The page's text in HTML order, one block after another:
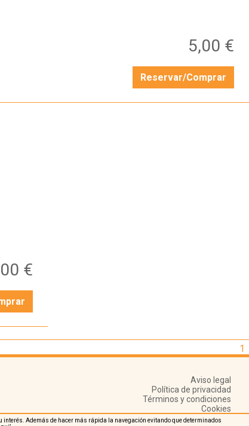
Además de hacer más rápida la navegación evitando que determinados
5,00 €
Reservar/Comprar
€
1
Aviso legal
Política de privacidad
Términos y condiciones
Cookies